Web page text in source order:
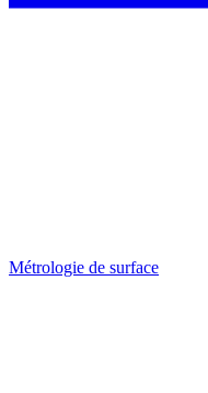
Métrologie de surface